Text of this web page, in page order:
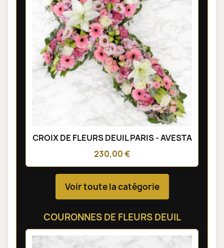
CROIX DE FLEURS DEUIL PARIS - AVESTA
230,00 €
Voir toute la catégorie
COURONNES DE FLEURS DEUIL